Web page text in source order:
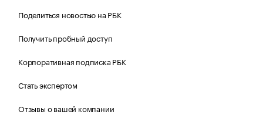
Поделиться новостью на РБК
Получить пробный доступ
Корпоративная подписка РБК
Стать экспертом
Отзывы о вашей компании